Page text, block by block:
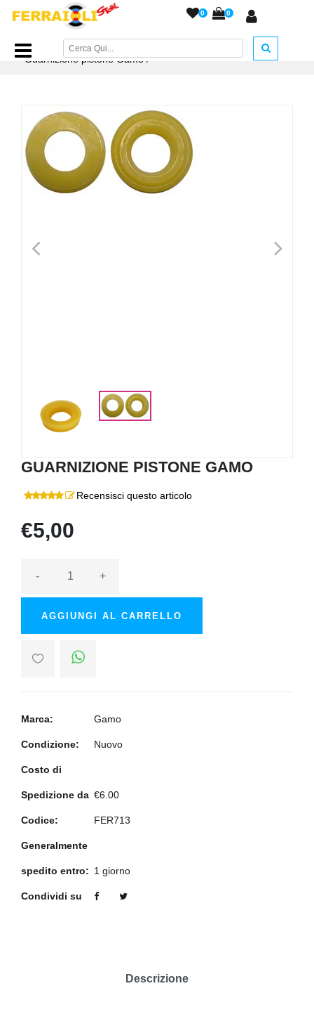
0 0
Home Page/RICAMBI/Guarnizioni e O-Ring/
Guarnizione pistone Gamo/
< >
GUARNIZIONE PISTONE GAMO
Recensisci questo articolo
€5,00
- +
AGGIUNGI AL CARRELLO
Marca: Gamo
Condizione: Nuovo
Costo di
Spedizione da €6.00
Codice: FER713
Generalmente
spedito entro: 1 giorno
Condividi su
Descrizione